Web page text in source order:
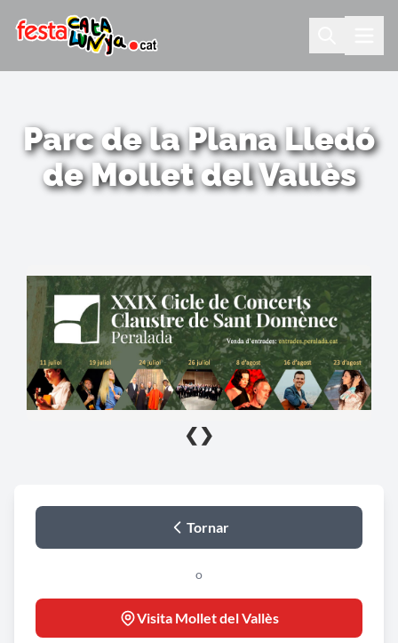
Parc de la Plana Lledó
de Mollet del Vallès
❮ ❯
Tornar
o
Visita Mollet del Vallès